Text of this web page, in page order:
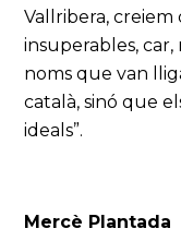
Vallribera, creiem
insuperables,
noms que van
català, sinó que
ideals”.
Mercè Plantada